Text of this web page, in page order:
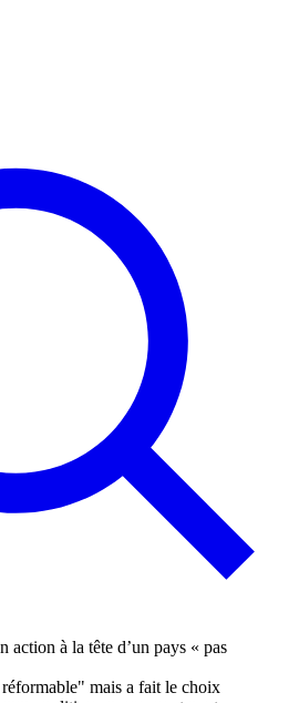
mais a fait le choix